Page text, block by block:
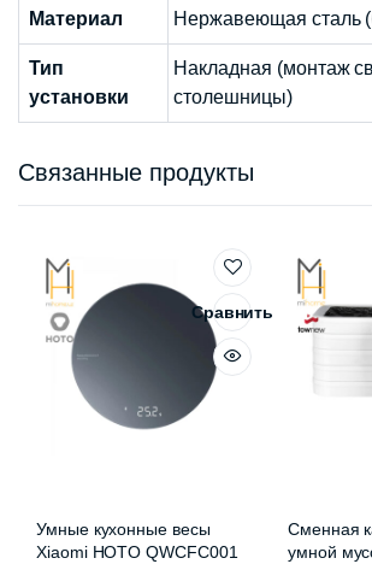
Материал Нержавеющая сталь
Тип
установки
Накладная (монтаж
столешницы)
Связанные продукты
Сравнить
Умные кухонные весы
Xiaomi HOTO QWCFC001
Сменная
умной